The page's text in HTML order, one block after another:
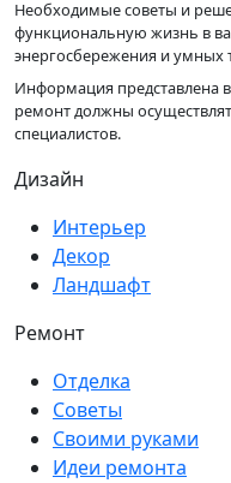
Необходимые советы и
функциональную жизнь в
энергосбережения и умных
Информация представлена
ремонт должны
специалистов.
Дизайн
Интерьер
Декор
Ландшафт
Ремонт
Отделка
Советы
Своими руками
Идеи ремонта